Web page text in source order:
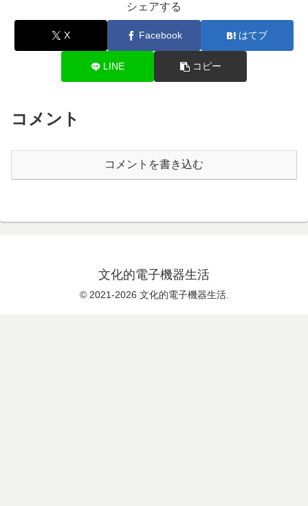
シェアする
X Facebook はてブ
LINE コピー
コメント
コメントを書き込む
文化的電子機器生活
© 2021-2026 文化的電子機器生活.